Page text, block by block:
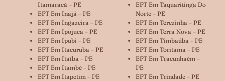
Itamaracá – PE
EFT Em Inajá – PE
EFT Em Ingazeira – PE
EFT Em Ipojuca – PE
EFT Em Ipubi – PE
EFT Em Itacuruba – PE
EFT Em Itaíba – PE
EFT Em Itambé – PE
EFT Em Itapetim – PE
EFT Em Taquaritinga Do
Norte – PE
EFT Em Terezinha – PE
EFT Em Terra Nova – PE
EFT Em Timbaúba – PE
EFT Em Toritama – PE
EFT Em Tracunhaém –
PE
EFT Em Trindade – PE